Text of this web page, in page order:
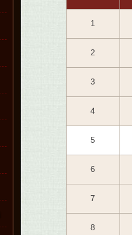
1
2
3
4
5
6
7
8